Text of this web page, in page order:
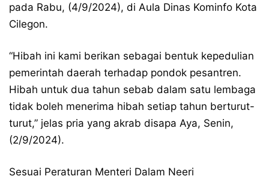
pada Rabu, (4/9/2024), di Aula Dinas Kominfo Kota
Cilegon.
“Hibah ini kami berikan sebagai bentuk kepedulian
pemerintah daerah terhadap pondok pesantren.
Hibah untuk dua tahun sebab dalam satu lembaga
tidak boleh menerima hibah setiap tahun berturut-
turut,” jelas pria yang akrab disapa Aya, Senin,
(2/9/2024).
Sesuai Peraturan Menteri Dalam Neeri